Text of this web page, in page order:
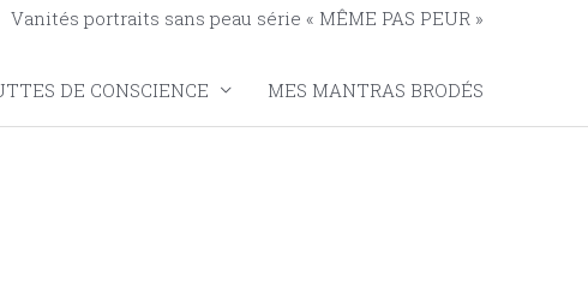
Vanités portraits sans peau série « MÊME PAS PEUR »
DE CONSCIENCE MES MANTRAS BRODÉS